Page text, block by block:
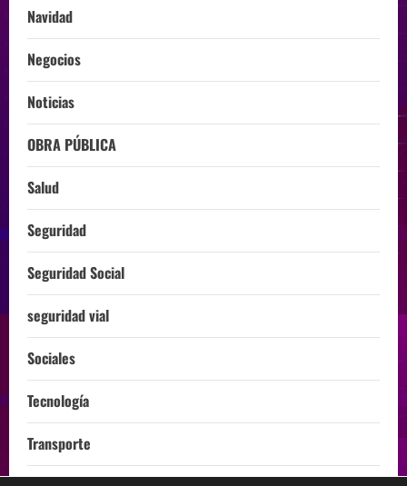
Navidad
Negocios
Noticias
OBRA PÚBLICA
Salud
Seguridad
Seguridad Social
seguridad vial
Sociales
Tecnología
Transporte